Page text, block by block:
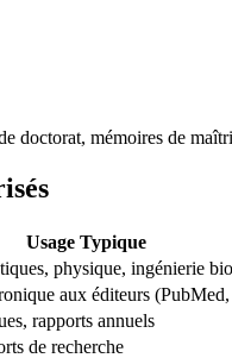
doctorat, mémoires de
Usage Typique
physique, ingénierie
aux éditeurs
rapports annuels
de recherche